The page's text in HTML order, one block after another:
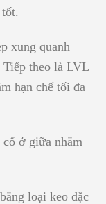
xung quanh
Tiếp theo là LVL
hạn chế tối đa
ở giữa nhằm
loại keo đặc